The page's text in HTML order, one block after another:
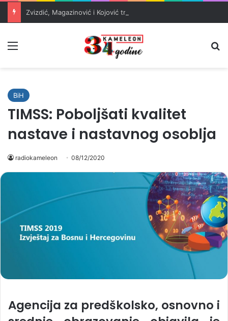
BiH
TIMSS: Poboljšati kvalitet
nastave i nastavnog osoblja
radiokameleon 08/12/2020
Agencija za predškolsko, osnovno i